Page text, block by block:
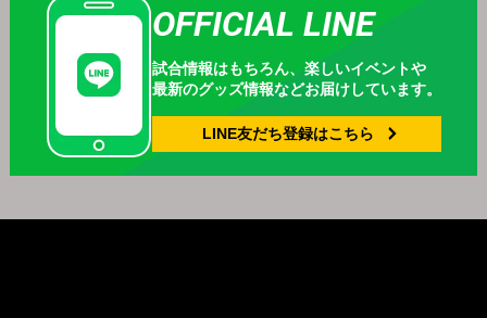
OFFICIAL LINE
試合情報はもちろん、 楽しいイベントや
最新のグッズ情報などお届けしています。
LINE友だち登録はこちら